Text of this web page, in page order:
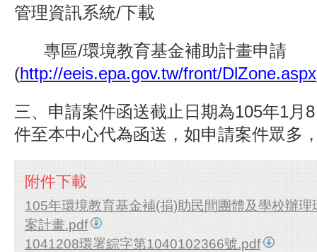
管理資訊系統/下載
專區/環境教育基金補助計畫申請
(http://eeis.epa.gov.tw/front/DlZone.aspx
三、申請案件函送截止日期為105年1月
件至本中心代為函送，如申請案件眾多
附件下載
105年環境教育基金補(捐)助民間團體及學校辦
案計畫.pdf
1041208環署綜字第1040102366號.pdf